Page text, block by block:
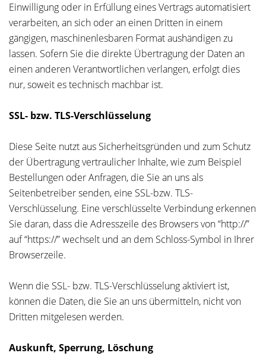
Einwilligung oder in Erfüllung eines Vertrags automatisiert
verarbeiten, an sich oder an einen Dritten in einem
gängigen, maschinenlesbaren Format aushändigen zu
lassen. Sofern Sie die direkte Übertragung der Daten an
einen anderen Verantwortlichen verlangen, erfolgt dies
nur, soweit es technisch machbar ist.
SSL- bzw. TLS-Verschlüsselung
Diese Seite nutzt aus Sicherheitsgründen und zum Schutz
der Übertragung vertraulicher Inhalte, wie zum Beispiel
Bestellungen oder Anfragen, die Sie an uns als
Seitenbetreiber senden, eine SSL-bzw. TLS-
Verschlüsselung. Eine verschlüsselte Verbindung erkennen
Sie daran, dass die Adresszeile des Browsers von “http://”
auf “https://” wechselt und an dem Schloss-Symbol in Ihrer
Browserzeile.
Wenn die SSL- bzw. TLS-Verschlüsselung aktiviert ist,
können die Daten, die Sie an uns übermitteln, nicht von
Dritten mitgelesen werden.
Auskunft, Sperrung, Löschung